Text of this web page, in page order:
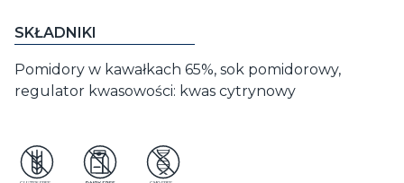
SKŁADNIKI
Pomidory w kawałkach 65%, sok pomidorowy,
regulator kwasowości: kwas cytrynowy